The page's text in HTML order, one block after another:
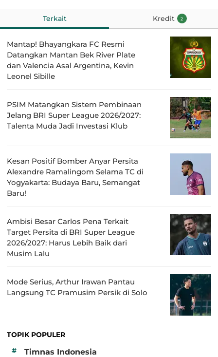
Terkait Kredit 2
Mantap! Bhayangkara FC Resmi
Datangkan Mantan Bek River Plate
dan Valencia Asal Argentina, Kevin
Leonel Sibille
PSIM Matangkan Sistem Pembinaan
Jelang BRI Super League 2026/2027:
Talenta Muda Jadi Investasi Klub
Kesan Positif Bomber Anyar Persita
Alexandre Ramalingom Selama TC di
Yogyakarta: Budaya Baru, Semangat
Baru!
Ambisi Besar Carlos Pena Terkait
Target Persita di BRI Super League
2026/2027: Harus Lebih Baik dari
Musim Lalu
Mode Serius, Arthur Irawan Pantau
Langsung TC Pramusim Persik di Solo
TOPIK POPULER
#
Timnas Indonesia